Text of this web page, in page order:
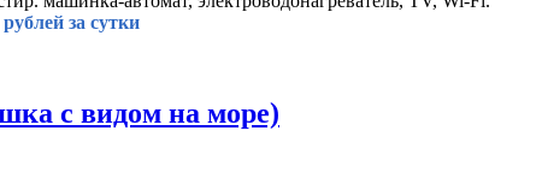
за сутки
с видом на море)